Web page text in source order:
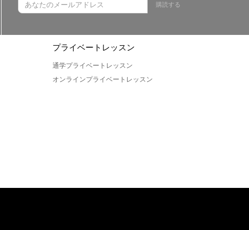
購読する
プライベートレッスン
通学プライベートレッスン
オンラインプライベートレッスン